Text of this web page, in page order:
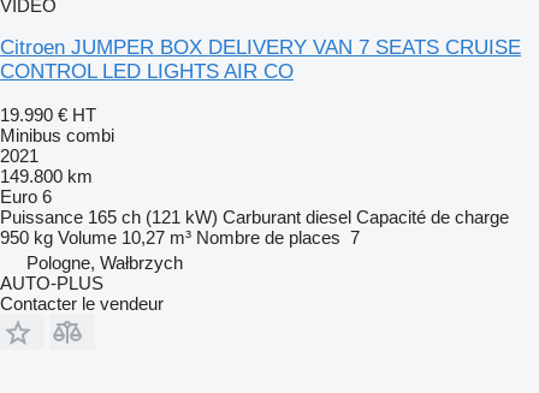
VIDÉO
Citroen JUMPER BOX DELIVERY VAN 7 SEATS CRUISE
CONTROL LED LIGHTS AIR CO
19.990 € HT
Minibus combi
2021
149.800 km
Euro 6
Puissance 165 ch (121 kW) Carburant diesel Capacité de charge
950 kg Volume 10,27 m³ Nombre de places 7
Pologne, Wałbrzych
AUTO-PLUS
Contacter le vendeur